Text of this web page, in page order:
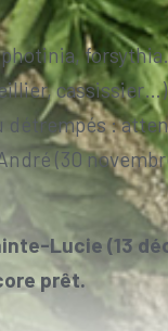
photinia,
cassissier…)
détrempés :
(30
Lucie (13
prêt.